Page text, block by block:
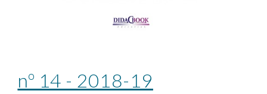
nº 14 - 2018-19